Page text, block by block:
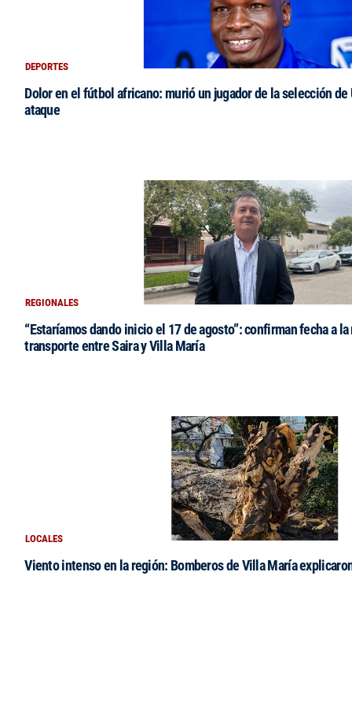
DEPORTES
Dolor en el fútbol africano: murió un jugador de la selección
ataque
REGIONALES
“Estaríamos dando inicio el 17 de agosto”: confirman fecha a
transporte entre Saira y Villa María
LOCALES
Viento intenso en la región: Bomberos de Villa María